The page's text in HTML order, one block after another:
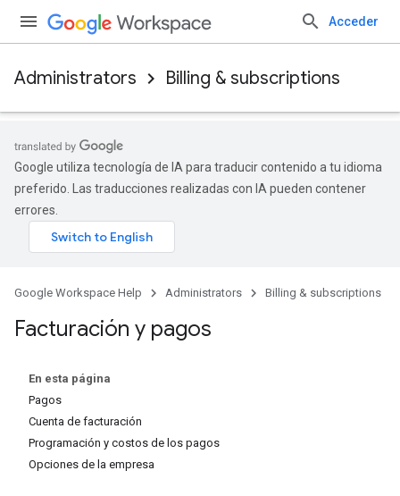
Acceder
Administrators Billing & subscriptions
Google utiliza tecnología de IA para traducir contenido a tu idioma
preferido. Las traducciones realizadas con IA pueden contener
errores.
Google Workspace Help Administrators Billing & subscriptions
Facturación y pagos
En esta página
Pagos
Cuenta de facturación
Programación y costos de los pagos
Opciones de la empresa